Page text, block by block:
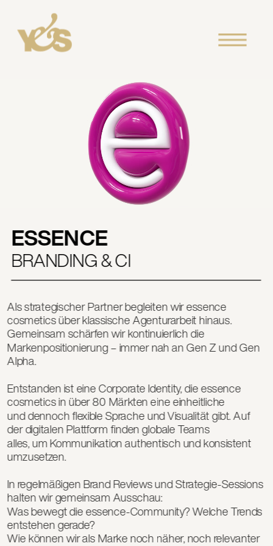
ESSENCE
BRANDING & CI
Als strategischer Partner begleiten wir essence
cosmetics über klassische Agenturarbeit hinaus.
Gemeinsam schärfen wir kontinuierlich die
Markenpositionierung – immer nah an Gen Z und Gen
Alpha.
Entstanden ist eine Corporate Identity, die essence
cosmetics in über 80 Märkten eine einheitliche
und dennoch flexible Sprache und Visualität gibt. Auf
der digitalen Plattform finden globale Teams
alles, um Kommunikation authentisch und konsistent
umzusetzen.
In regelmäßigen Brand Reviews und Strategie-Sessions
halten wir gemeinsam Ausschau:
Was bewegt die essence-Community? Welche Trends
entstehen gerade?
Wie können wir als Marke noch näher, noch relevanter